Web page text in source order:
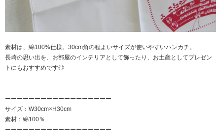
素材は、綿100%仕様。30cm角の程よいサイズが使いやすいハンカチ。
長崎の思い出を、お部屋のインテリアとして飾ったり、お土産としてプレゼン
トにもおすすめです◎
ーーーーーーーーーーーーーーーーーー
サイズ：W30cm×H30cm
素材：綿100％
ーーーーーーーーーーーーーーーーーー